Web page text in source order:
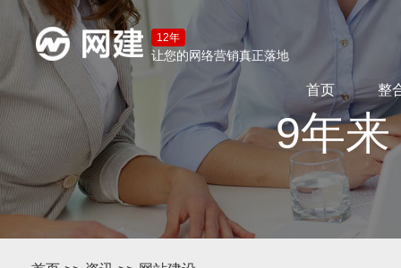
12年
让您的网络营销真正落地
首页 整
9年